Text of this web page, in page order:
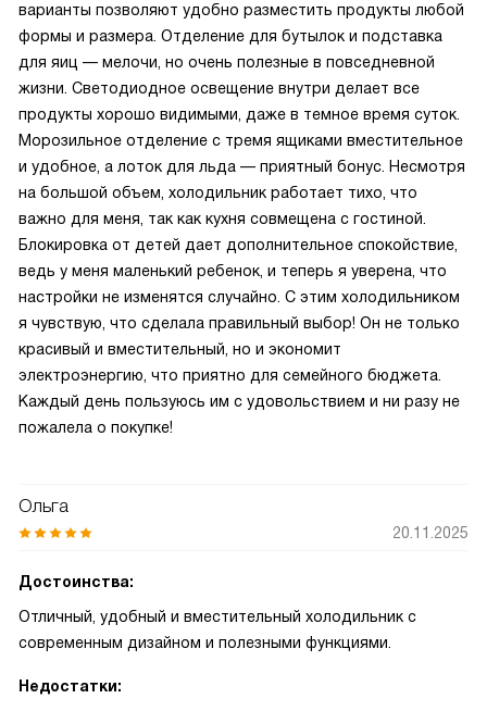
варианты позволяют удобно разместить продукты любой
формы и размера. Отделение для бутылок и подставка
для яиц — мелочи, но очень полезные в повседневной
жизни. Светодиодное освещение внутри делает все
продукты хорошо видимыми, даже в темное время суток.
Морозильное отделение с тремя ящиками вместительное
и удобное, а лоток для льда — приятный бонус. Несмотря
на большой объем, холодильник работает тихо, что
важно для меня, так как кухня совмещена с гостиной.
Блокировка от детей дает дополнительное спокойствие,
ведь у меня маленький ребенок, и теперь я уверена, что
настройки не изменятся случайно. С этим холодильником
я чувствую, что сделала правильный выбор! Он не только
красивый и вместительный, но и экономит
электроэнергию, что приятно для семейного бюджета.
Каждый день пользуюсь им с удовольствием и ни разу не
пожалела о покупке!
Ольга
20.11.2025
Достоинства:
Отличный, удобный и вместительный холодильник с
современным дизайном и полезными функциями.
Недостатки: